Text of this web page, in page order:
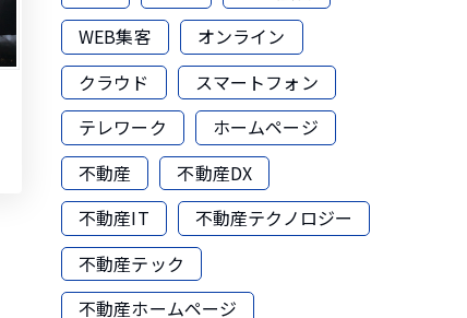
WEB集客
オンライン
クラウド
スマートフォン
テレワーク
ホームページ
不動産
不動産DX
不動産IT
不動産テクノロジー
不動産テック
不動産ホームページ